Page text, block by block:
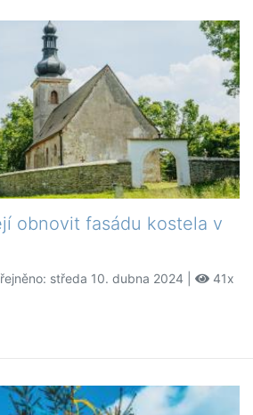
obnovit fasádu kostela v
středa 10. dubna 2024 | 41x